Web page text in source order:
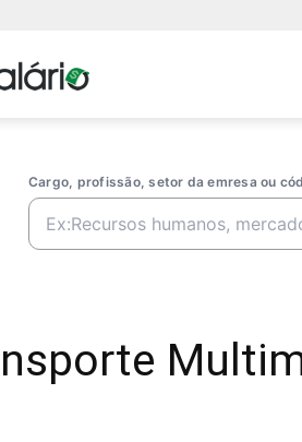
Portal
Cargo, profissão, setor da emresa ou